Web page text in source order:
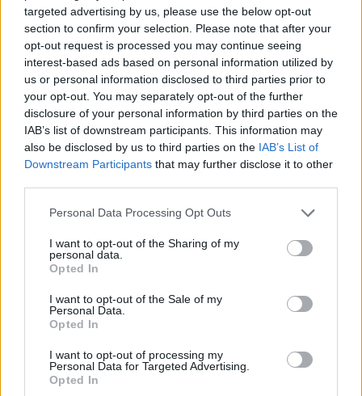
targeted advertising by us, please use the below opt-out
section to confirm your selection. Please note that after your
opt-out request is processed you may continue seeing
interest-based ads based on personal information utilized by
us or personal information disclosed to third parties prior to
your opt-out. You may separately opt-out of the further
disclosure of your personal information by third parties on the
IAB’s list of downstream participants. This information may
also be disclosed by us to third parties on the IAB’s List of
Downstream Participants that may further disclose it to other
Personal Data Processing Opt Outs
I want to opt-out of the Sharing of my
personal data.
Opted In
I want to opt-out of the Sale of my
Personal Data.
Opted In
I want to opt-out of processing my
Personal Data for Targeted Advertising.
Opted In
Tízezer négyzetméter alapterületű új logisztikai
raktárközpont épül Debrecenben. A raktár egy hét
és félmilliárd forintos összköltségű beruházás
része, amelyhez 3,4 milliárd forint támogatást
nyújtott a magyar állam. A megvalósuló logisztikai
raktár 2021 elején kezdi meg működését, a
beruházássorozat százhatvanöt új munkahelyet
teremt – derül ki a BHS Trans közleményéből.
A BHS Trans jelenleg négy magyarországi telephellyel
rendelkezik: Dunakeszin, Pécsen, Székesfehérváron és
hamarosan 150 km-es távolságon belül tudja kiszolgálni
partnereit az ország bármely pontján. Az ország nyugati
megyeszékhelyen, Debrecenben és Szegeden...
KEDVES OLVASÓNK!
A keresett cikk a portfolio.hu hírarchívumához